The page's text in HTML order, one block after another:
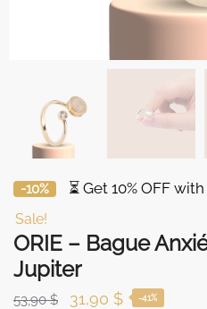
-10% ⏳ Get 10% OFF
Sale!
ORIE – Bague
Jupiter
53,90$
Original
31,90 $Current
-41%